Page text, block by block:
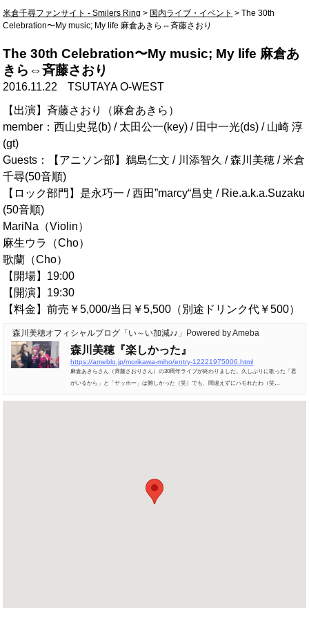
米倉千尋ファンサイト - Smilers Ring > 国内ライブ・イベント >The
30th Celebration〜My music; My life 麻倉あきら⇔斉藤さおり
The 30th Celebration〜My music; My life 麻倉あ
きら⇔斉藤さおり
2016.11.22
TSUTAYA O-WEST
【出演】斉藤さおり（麻倉あきら）
member：西山史晃(b) / 太田公一(key) / 田中一光(ds) / 山崎 淳
(gt)
Guests：【アニソン部】鵜島仁文 / 川添智久 / 森川美穂 / 米倉
千尋(50音順)
【ロック部門】是永巧一 / 西田”marcy“昌史 / Rie.a.k.a.Suzaku
(50音順)
MariNa（Violin）
麻生ウラ（Cho）
歌蘭（Cho）
【開場】19:00
【開演】19:30
【料金】前売￥5,000/当日￥5,500（別途ドリンク代￥500）
森川美穂オフィシャルブログ「い～い加減♪♪」Powered by Ameba
森川美穂『楽しかった』
https://ameblo.jp/morikawa-miho/entry-12221975006.html
麻倉あきらさん（斉藤さおりさん）の30周年ライブが終わりました。久しぶりに歌った「君
がいるから」と「ヤッホー」は難しかった（笑）でも、間違えずにハモれたわ（笑…